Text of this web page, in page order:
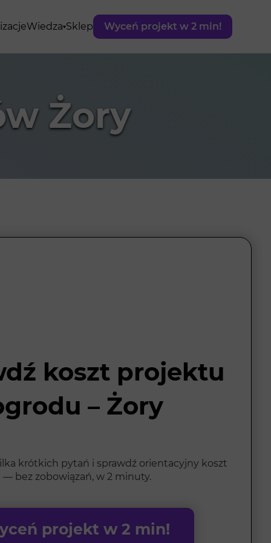
Wiedza Sklep Wyceń projekt w 2 min!
Żory
koszt projektu
– Żory
krótkich pytań i sprawdź orientacyjny koszt
bez zobowiązań, w 2 minuty.
projekt w 2 min!